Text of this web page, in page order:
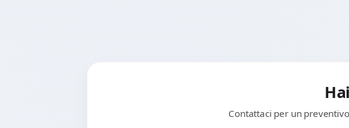
Contattaci per un